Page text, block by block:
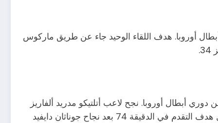
أوروبا. هدف اللقاء الوحيد جاء عن طريق ماركوس
الإسباني بنتيجة 3/1 ضمن منافسات الجولة الثالثة من دوري أبطال أوروبا. نجح لاعب أتلتيكو مدريد ألفاريز
في تسجيل الهدف الأول في الدقيقة ال 8، ويأتي هدف التعادل عن طريق إيدون زيجروفا في الدقيقة 61. ليحرز نادي ليل هدف التقدم في الدقيقة 74 بعد نجاح جوناثان دايفيد